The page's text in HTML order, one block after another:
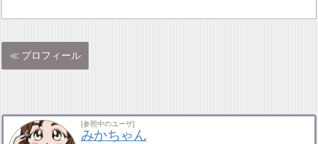
プロフィール
[参照中のユーザ]
みかちゃん